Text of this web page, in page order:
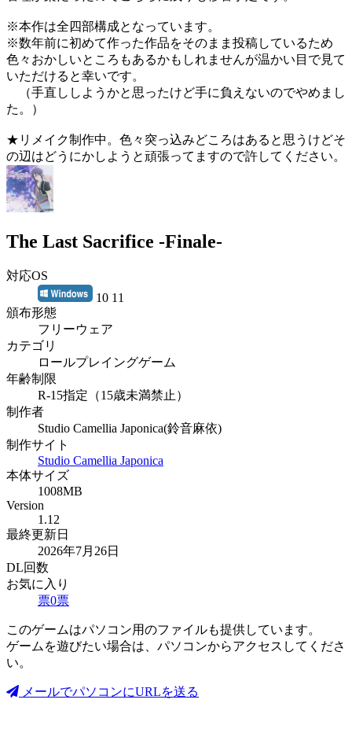
※本作は全四部構成となっています。
※数年前に初めて作った作品をそのまま投稿しているため
色々おかしいところもあるかもしれませんが温かい目で見て
いただけると幸いです。
（手直ししようかと思ったけど手に負えないのでやめまし
た。）
★リメイク制作中。色々突っ込みどころはあると思うけどそ
の辺はどうにかしようと頑張ってますので許してください。
The Last Sacrifice -Finale-
対応OS
10 11
頒布形態
フリーウェア
カテゴリ
ロールプレイングゲーム
年齢制限
R-15指定（15歳未満禁止）
制作者
Studio Camellia Japonica(鈴音麻依)
制作サイト
Studio Camellia Japonica
本体サイズ
1008MB
Version
1.12
最終更新日
2026年7月26日
DL回数
お気に入り
票0票
このゲームはパソコン用のファイルも提供しています。
ゲームを遊びたい場合は、パソコンからアクセスしてくださ
い。
メールでパソコンにURLを送る